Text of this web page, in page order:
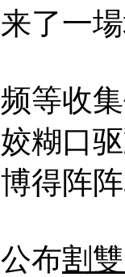
了一
等收
糊口
得阵
布割